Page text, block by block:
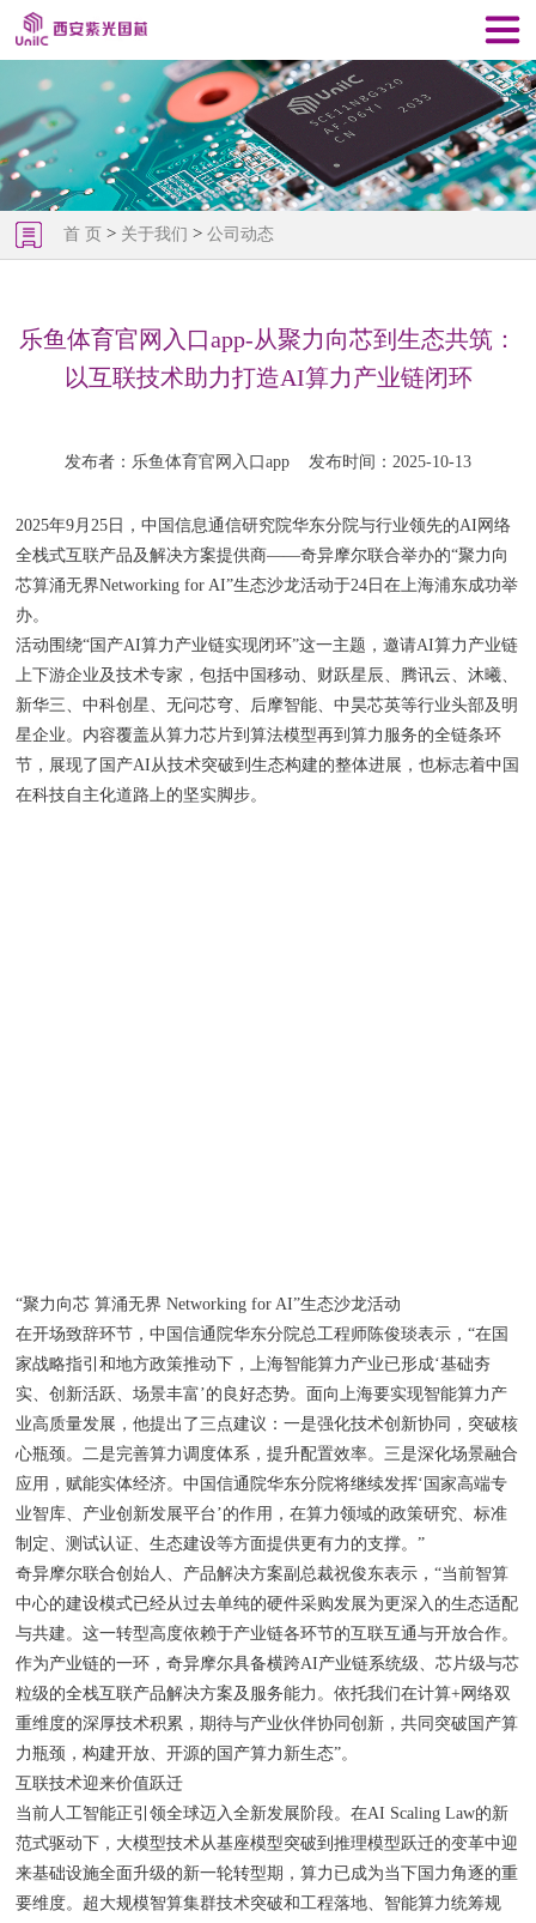
首 页> 关于我们 >公司动态
乐鱼体育官网入口app-从聚力向芯到生态共筑：
以互联技术助力打造AI算力产业链闭环
发布者：乐鱼体育官网入口app 发布时间：2025-10-13
2025年9月25日，中国信息通信研究院华东分院与行业领先的AI网络
全栈式互联产品及解决方案提供商——奇异摩尔联合举办的“聚力向
芯算涌无界Networking for AI”生态沙龙活动于24日在上海浦东成功举
办。
活动围绕“国产AI算力产业链实现闭环”这一主题，邀请AI算力产业链
上下游企业及技术专家，包括中国移动、财跃星辰、腾讯云、沐曦、
新华三、中科创星、无问芯穹、后摩智能、中昊芯英等行业头部及明
星企业。内容覆盖从算力芯片到算法模型再到算力服务的全链条环
节，展现了国产AI从技术突破到生态构建的整体进展，也标志着中国
在科技自主化道路上的坚实脚步。
“聚力向芯 算涌无界 Networking for AI”生态沙龙活动
在开场致辞环节，中国信通院华东分院总工程师陈俊琰表示，“在国
家战略指引和地方政策推动下，上海智能算力产业已形成‘基础夯
实、创新活跃、场景丰富’的良好态势。面向上海要实现智能算力产
业高质量发展，他提出了三点建议：一是强化技术创新协同，突破核
心瓶颈。二是完善算力调度体系，提升配置效率。三是深化场景融合
应用，赋能实体经济。中国信通院华东分院将继续发挥‘国家高端专
业智库、产业创新发展平台’的作用，在算力领域的政策研究、标准
制定、测试认证、生态建设等方面提供更有力的支撑。”
奇异摩尔联合创始人、产品解决方案副总裁祝俊东表示，“当前智算
中心的建设模式已经从过去单纯的硬件采购发展为更深入的生态适配
与共建。这一转型高度依赖于产业链各环节的互联互通与开放合作。
作为产业链的一环，奇异摩尔具备横跨AI产业链系统级、芯片级与芯
粒级的全栈互联产品解决方案及服务能力。依托我们在计算+网络双
重维度的深厚技术积累，期待与产业伙伴协同创新，共同突破国产算
力瓶颈，构建开放、开源的国产算力新生态”。
互联技术迎来价值跃迁
当前人工智能正引领全球迈入全新发展阶段。在AI Scaling Law的新
范式驱动下，大模型技术从基座模型突破到推理模型跃迁的变革中迎
来基础设施全面升级的新一轮转型期，算力已成为当下国力角逐的重
要维度。超大规模智算集群技术突破和工程落地、智能算力统筹规